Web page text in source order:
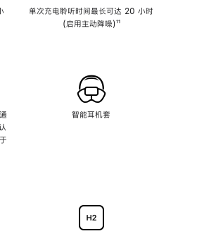
单次充电聆听时间最长可达 20 小时
(启用主动降噪)脚
¹¹
智能耳机套